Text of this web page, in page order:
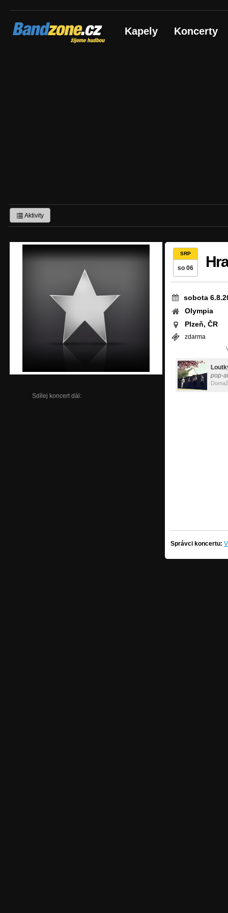
Bandzone.cz
žijeme hudbou Kapely Koncerty
Aktivity
Sdílej koncert dál:
SRP
so 06
sobota
Olympia
Plzeň, ČR
zdarma
pop-
Správci koncertu: